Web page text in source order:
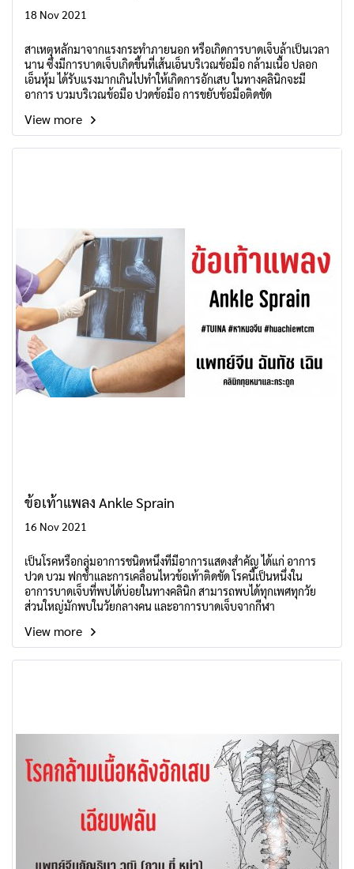
18 Nov 2021
สาเหตุหลักมาจากแรงกระทำภายนอก หรือเกิดการบาดเจ็บล้าเป็นเวลา
นาน ซึ่งมีการบาดเจ็บเกิดขึ้นที่เส้นเอ็นบริเวณข้อมือ กล้ามเนื้อ ปลอก
เอ็นหุ้ม ได้รับแรงมากเกินไปทำให้เกิดการอักเสบ ในทางคลินิกจะมี
อาการ บวมบริเวณข้อมือ ปวดข้อมือ การขยับข้อมือติดขัด
View more
ข้อเท้าแพลง Ankle Sprain
16 Nov 2021
เป็นโรคหรือกลุ่มอาการชนิดหนึ่งที่มีอาการแสดงสำคัญ ได้แก่ อาการ
ปวด บวม ฟกช้ำและการเคลื่อนไหวข้อเท้าติดขัด โรคนี้เป็นหนึ่งใน
อาการบาดเจ็บที่พบได้บ่อยในทางคลินิก สามารถพบได้ทุกเพศทุกวัย
ส่วนใหญ่มักพบในวัยกลางคน และอาการบาดเจ็บจากกีฬา
View more